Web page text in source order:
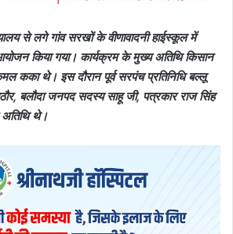
से लगे गांव सरखों के वीणावादनी हाईस्कूल में
किया गया। कार्यक्रम के मुख्य अतिथि किसान
कका थे। इस दौरान पूर्व सरपंच प्रतिनिधि बल्लू
बलौदा जनपद सदस्य साहू जी, पत्रकार राज सिंह
अतिथि थे।